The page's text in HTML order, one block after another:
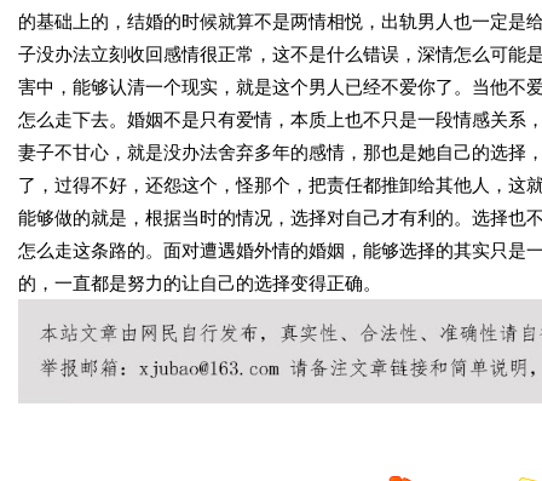
的基础上的，结婚的时候就算不是两情相悦，出轨男人也一定
子没办法立刻收回感情很正常，这不是什么错误，深情怎么可能
害中，能够认清一个现实，就是这个男人已经不爱你了。当他不
怎么走下去。婚姻不是只有爱情，本质上也不只是一段情感关系
妻子不甘心，就是没办法舍弃多年的感情，那也是她自己的选择
了，过得不好，还怨这个，怪那个，把责任都推卸给其他人，
能够做的就是，根据当时的情况，选择对自己才有利的。选择也
怎么走这条路的。面对遭遇婚外情的婚姻，能够选择的其实只是
的，一直都是努力的让自己的选择变得正确。